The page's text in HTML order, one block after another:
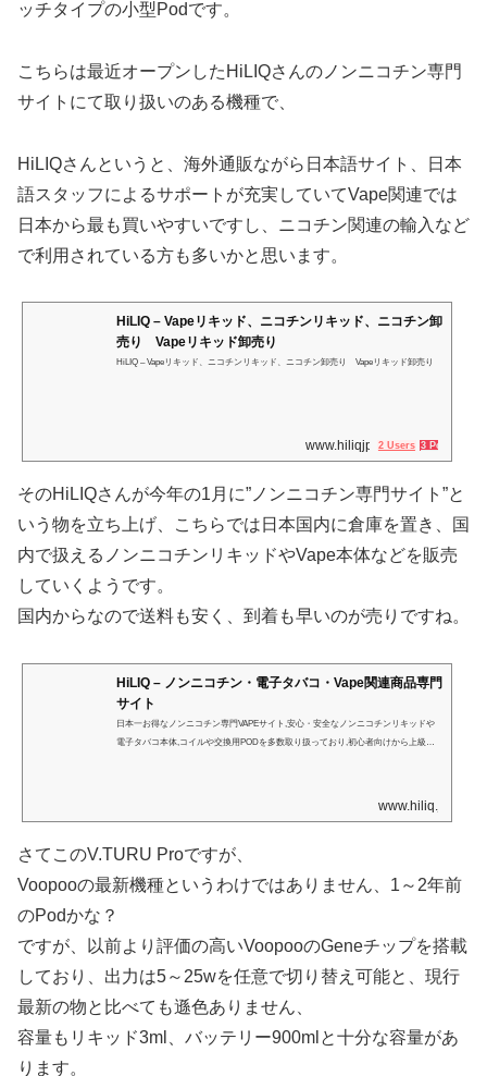
ッチタイプの小型Podです。
こちらは最近オープンしたHiLIQさんのノンニコチン専門
サイトにて取り扱いのある機種で、
HiLIQさんというと、海外通販ながら日本語サイト、日本
語スタッフによるサポートが充実していてVape関連では
日本から最も買いやすいですし、ニコチン関連の輸入など
で利用されている方も多いかと思います。
HiLIQ – Vapeリキッド、ニコチンリキッド、ニコチン卸
売り Vapeリキッド卸売り
HiLIQ – Vapeリキッド、ニコチンリキッド、ニコチン卸売り Vapeリキッド卸売り
www.hiliqjp.com
2 Users 3 Pockets
そのHiLIQさんが今年の1月に”ノンニコチン専門サイト”と
いう物を立ち上げ、こちらでは日本国内に倉庫を置き、国
内で扱えるノンニコチンリキッドやVape本体などを販売
していくようです。
国内からなので送料も安く、到着も早いのが売りですね。
HiLIQ – ノンニコチン・電子タバコ・Vape関連商品専門
サイト
日本一お得なノンニコチン専門VAPEサイト,安心・安全なノンニコチンリキッドや
電子タバコ本体,コイルや交換用PODを多数取り扱っており,初心者向けから上級者
www.hiliq.jp
さてこのV.TURU Proですが、
Voopooの最新機種というわけではありません、1～2年前
のPodかな？
ですが、以前より評価の高いVoopooのGeneチップを搭載
しており、出力は5～25wを任意で切り替え可能と、現行
最新の物と比べても遜色ありません、
容量もリキッド3ml、バッテリー900mlと十分な容量があ
ります。